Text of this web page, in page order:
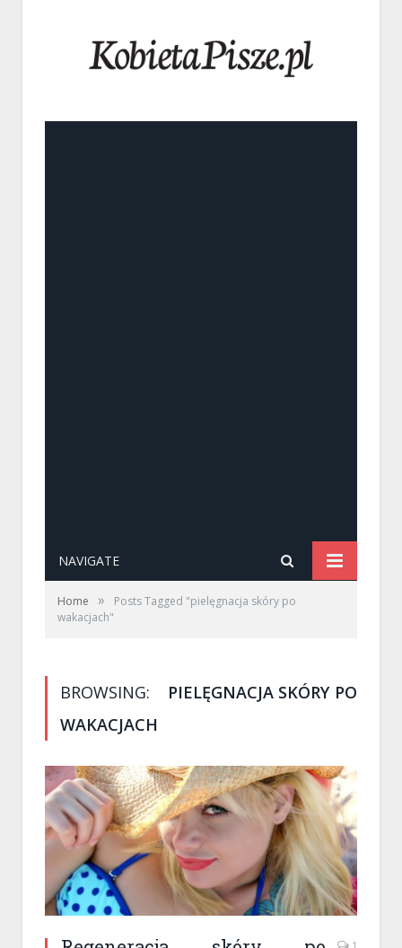
NAVIGATE
Home »
Posts Tagged "pielęgnacja skóry po
wakacjach"
BROWSING:
PIELĘGNACJA SKÓRY PO
WAKACJACH
1